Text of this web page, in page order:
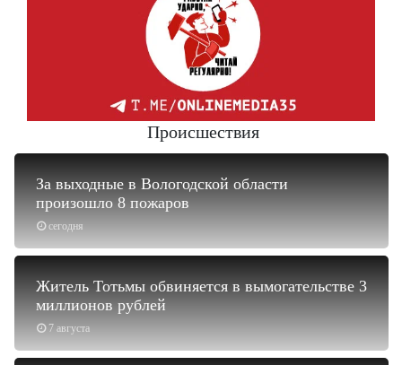
Происшествия
сегодня
За выходные в Вологодской области
произошло 8 пожаров
7 августа
Житель Тотьмы обвиняется в вымогательстве 3
миллионов рублей